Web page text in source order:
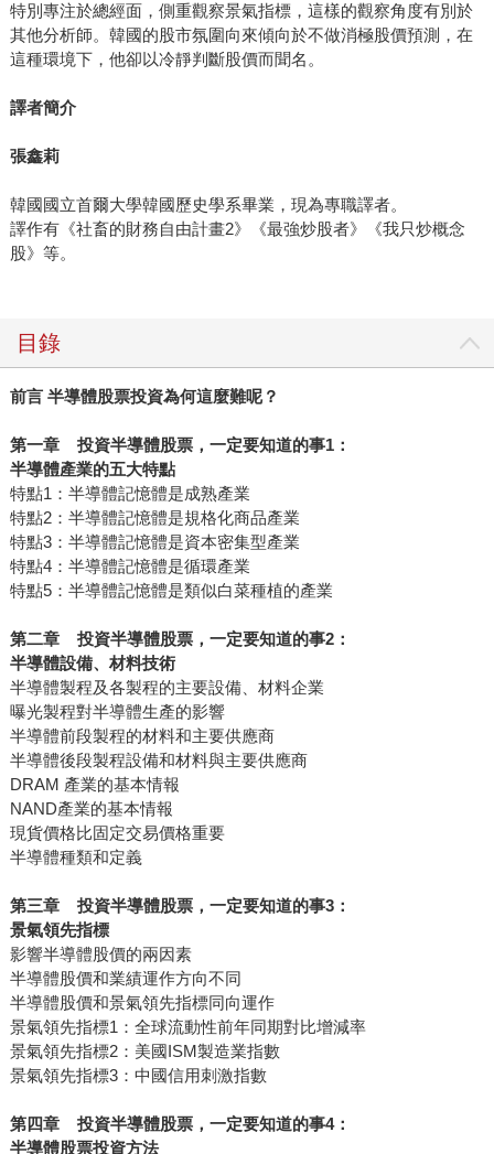
特別專注於總經面，側重觀察景氣指標，這樣的觀察角度有別於
其他分析師。韓國的股市氛圍向來傾向於不做消極股價預測，在
這種環境下，他卻以冷靜判斷股價而聞名。
譯者簡介
張鑫莉
韓國國立首爾大學韓國歷史學系畢業，現為專職譯者。
譯作有《社畜的財務自由計畫2》《最強炒股者》《我只炒概念
股》等。
目錄
前言 半導體股票投資為何這麼難呢？
第一章 投資半導體股票，一定要知道的事1：
半導體產業的五大特點
特點1：半導體記憶體是成熟產業
特點2：半導體記憶體是規格化商品產業
特點3：半導體記憶體是資本密集型產業
特點4：半導體記憶體是循環產業
特點5：半導體記憶體是類似白菜種植的產業
第二章 投資半導體股票，一定要知道的事2：
半導體設備、材料技術
半導體製程及各製程的主要設備、材料企業
曝光製程對半導體生產的影響
半導體前段製程的材料和主要供應商
半導體後段製程設備和材料與主要供應商
DRAM 產業的基本情報
NAND產業的基本情報
現貨價格比固定交易價格重要
半導體種類和定義
第三章 投資半導體股票，一定要知道的事3：
景氣領先指標
影響半導體股價的兩因素
半導體股價和業績運作方向不同
半導體股價和景氣領先指標同向運作
景氣領先指標1：全球流動性前年同期對比增減率
景氣領先指標2：美國ISM製造業指數
景氣領先指標3：中國信用刺激指數
第四章 投資半導體股票，一定要知道的事4：
半導體股票投資方法